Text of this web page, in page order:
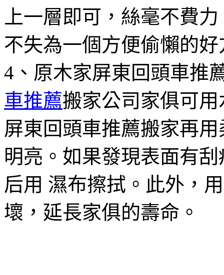
上一層即可，絲毫不費
不失為一個方便偷懶的好
4、原木家屏東回頭車推
車推薦搬家公司家俱可
屏東回頭車推薦搬家再
明亮。如果發現表面有
后用 濕布擦拭。此外，
壞，延長家俱的壽命。